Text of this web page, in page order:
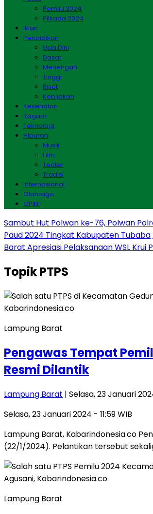
Pemilu 2024
Pilkada 2024
Iklan
Pendidikan
Usia Dini
Dasar
Menengah
Tinggi
Riset
Kebijakan
Kesehatan
Ragam
Teknologi
Hiburan
Musik
Film
Teater
Tradisi
Internasional
Olahraga
OPINI
Sambut Hut Polwan ke-76, Polwan
Paud 2024 Tingkat Kabupaten Tubaba
Barat Apresiasi Pelaksanaan WSL Krui
TopikPTPS
Lampung Barat
Pengawas Tempat
Resmi Dilantik
Lampung Barat | Selasa, 23 Januari
Selasa, 23 Januari 2024 - 11:59 WIB
Lampung Barat, Kabarindonesia.co
(22/1/2024). Pelantikan tersebut
Lampung Barat